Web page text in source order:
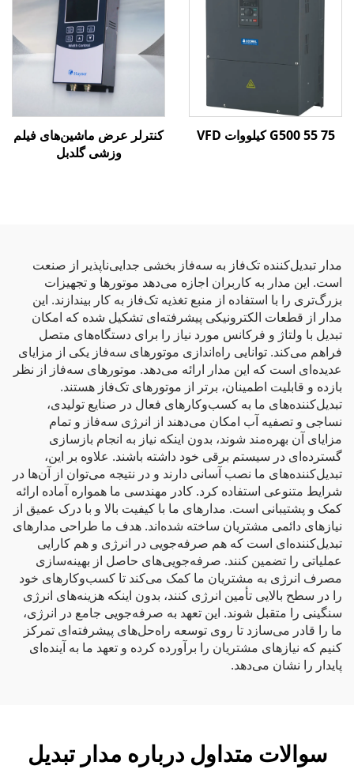
G500 55 75 کیلووات VFD
کنترلر عرض ماشین‌های فیلم
وزشی گلدبل
مدار تبدیل‌کننده تک‌فاز به سه‌فاز بخشی جدایی‌ناپذیر از صنعت
است. این مدار به کاربران اجازه می‌دهد موتورها و تجهیزات
بزرگ‌تری را با استفاده از منبع تغذیه تک‌فاز به کار بیندازند. این
مدار از قطعات الکترونیکی پیشرفته‌ای تشکیل شده که امکان
تبدیل با ولتاژ و فرکانس مورد نیاز را برای دستگاه‌های متصل
فراهم می‌کند. توانایی راه‌اندازی موتورهای سه‌فاز یکی از مزایای
عدیده‌ای است که این مدار ارائه می‌دهد. موتورهای سه‌فاز از نظر
بازده و قابلیت اطمینان، برتر از موتورهای تک‌فاز هستند.
تبدیل‌کننده‌های ما به کسب‌وکارهای فعال در صنایع تولیدی،
نساجی و تصفیه آب امکان می‌دهند از انرژی سه‌فاز و تمام
مزایای آن بهره‌مند شوند، بدون اینکه نیاز به انجام بازسازی
گسترده‌ای در سیستم برقی خود داشته باشند. علاوه بر این،
تبدیل‌کننده‌های ما نصب آسانی دارند و در نتیجه می‌توان از آن‌ها در
شرایط متنوعی استفاده کرد. کادر مهندسی ما همواره آماده ارائه
کمک و پشتیبانی است. مدارهای ما با کیفیت بالا و با درک عمیق از
نیازهای دائمی مشتریان ساخته شده‌اند. هدف ما طراحی مدارهای
تبدیل‌کننده‌ای است که هم صرفه‌جویی در انرژی و هم کارایی
عملیاتی را تضمین کنند. صرفه‌جویی‌های حاصل از بهینه‌سازی
مصرف انرژی به مشتریان ما کمک می‌کند تا کسب‌وکارهای خود
را در سطح بالایی تأمین انرژی کنند، بدون اینکه هزینه‌های انرژی
سنگینی را متقبل شوند. این تعهد به صرفه‌جویی جامع در انرژی،
ما را قادر می‌سازد تا روی توسعه راه‌حل‌های پیشرفته‌ای تمرکز
کنیم که نیازهای مشتریان را برآورده کرده و تعهد ما به آینده‌ای
پایدار را نشان می‌دهد.
سوالات متداول درباره مدار تبدیل